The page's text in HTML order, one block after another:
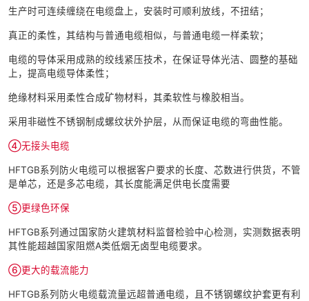
生产时可连续缠绕在电缆盘上，安装时可顺利放线，不扭结；
真正的柔性，其结构与普通电缆相似，与普通电缆一样柔软；
电缆的导体采用成熟的绞线紧压技术，在保证导体光洁、圆整的基础
上，提高电缆导体柔性；
绝缘材料采用柔性合成矿物材料，其柔软性与橡胶相当。
采用非磁性不锈钢制成螺纹状外护层，从而保证电缆的弯曲性能。
④无接头电缆
HFTGB系列防火电缆可以根据客户要求的长度、芯数进行供货，不管
是单芯，还是多芯电缆，其长度能满足供电长度需要
⑤更绿色环保
HFTGB系列通过国家防火建筑材料监督检验中心检测，实测数据表明
其性能超越国家阻燃A类低烟无卤型电缆要求。
⑥更大的载流能力
HFTGB系列防火电缆载流量远超普通电缆，且不锈钢螺纹护套更有利